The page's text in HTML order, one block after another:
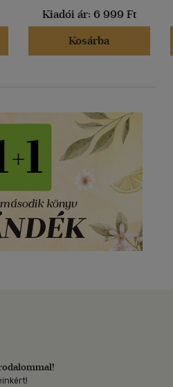
Kiadói ár: 6 999 Ft
Kosárba